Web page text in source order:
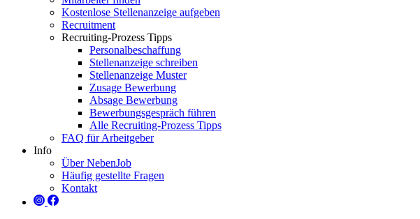
Kostenlose Stellenanzeige aufgeben
Recruitment
Recruiting-Prozess Tipps
Personalbeschaffung
Stellenanzeige schreiben
Stellenanzeige Muster
Zusage Bewerbung
Absage Bewerbung
Bewerbungsgespräch führen
Alle Recruiting-Prozess Tipps
FAQ für Arbeitgeber
Info
Über NebenJob
Häufig gestellte Fragen
Kontakt